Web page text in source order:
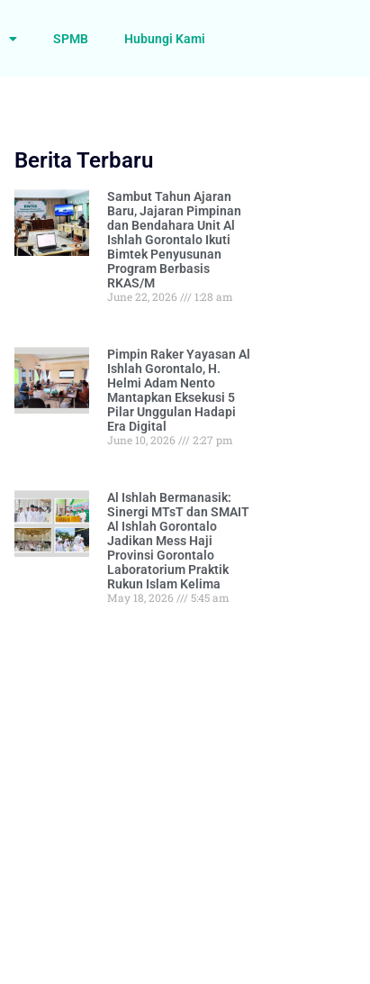
SPMB Hubungi Kami
Berita Terbaru
Sambut Tahun Ajaran
Baru, Jajaran Pimpinan
dan Bendahara Unit Al
Ishlah Gorontalo Ikuti
Bimtek Penyusunan
Program Berbasis
RKAS/M
June 22, 2026
1:28 am
Pimpin Raker Yayasan Al
Ishlah Gorontalo, H.
Helmi Adam Nento
Mantapkan Eksekusi 5
Pilar Unggulan Hadapi
Era Digital
June 10, 2026
2:27 pm
Al Ishlah Bermanasik:
Sinergi MTsT dan SMAIT
Al Ishlah Gorontalo
Jadikan Mess Haji
Provinsi Gorontalo
Laboratorium Praktik
Rukun Islam Kelima
May 18, 2026
5:45 am